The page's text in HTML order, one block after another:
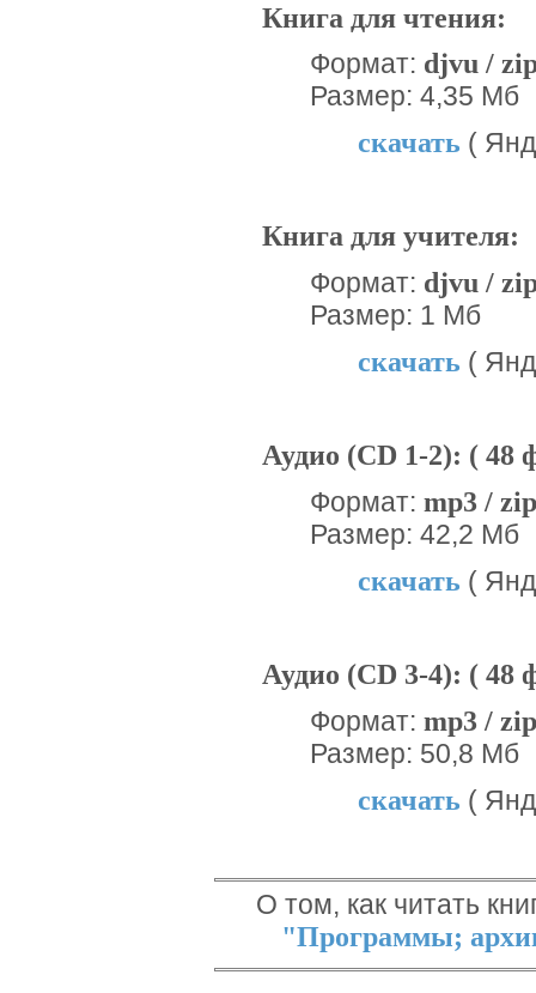
Книга для чтения:
Формат: djvu /
Размер: 4,35 Мб
скачать (
Книга для учителя:
Формат: djvu /
Размер: 1 Мб
скачать (
Аудио (CD 1-2): ( 48
Формат: mp3 / zip
Размер: 42,2 Мб
скачать (
Аудио (CD 3-4): ( 48
Формат: mp3 / zip
Размер: 50,8 Мб
скачать (
О том, как читать
"Программы;